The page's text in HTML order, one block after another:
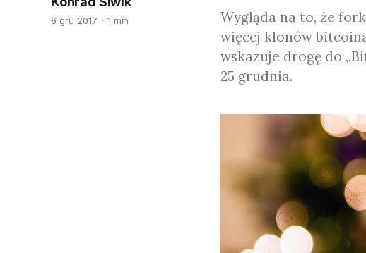
6 gru 2017 1 min
Wygląda na to, że
więcej klonów
wskazuje drogę do
25 grudnia.